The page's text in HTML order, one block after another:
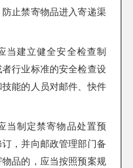
止禁寄物品进入寄递渠
建立健全安全检查制
行业标准的安全检查设
能的人员对邮件、快件
制定禁寄物品处置预
，并向邮政管理部门备
品的，应当按照预案规